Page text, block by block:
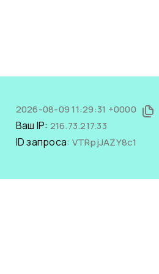
2026-08-09 11:29:31 +0000
Ваш IP: 216.73.217.33
ID запроса: VTRpjJAZY8c1